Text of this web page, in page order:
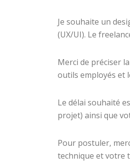
Je souhaite un
(UX/UI). Le
Merci de préciser
outils employés et
Le délai souhaité
projet) ainsi que
Pour postuler,
technique et votre